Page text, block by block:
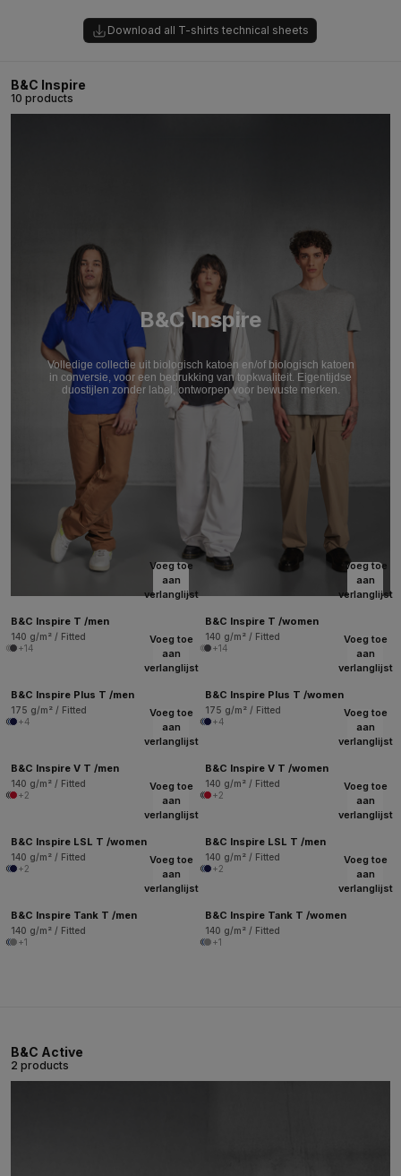
Download all T-shirts technical sheets
B&C Inspire
10 products
B&C Inspire
Volledige collectie uit biologisch katoen en/of biologisch katoen
in conversie, voor een bedrukking van topkwaliteit. Eigentijdse
duostijlen zonder label, ontworpen voor bewuste merken.
Voeg toe
aan
verlanglijst
B&C Inspire T /men
140 g/m² / Fitted
+14
Voeg toe
aan
verlanglijst
B&C Inspire T /women
140 g/m² / Fitted
+14
Voeg toe
aan
verlanglijst
B&C Inspire Plus T /men
175 g/m² / Fitted
+4
Voeg toe
aan
verlanglijst
B&C Inspire Plus T /women
175 g/m² / Fitted
+4
Voeg toe
aan
verlanglijst
B&C Inspire V T /men
140 g/m² / Fitted
+2
Voeg toe
aan
verlanglijst
B&C Inspire V T /women
140 g/m² / Fitted
+2
Voeg toe
aan
verlanglijst
B&C Inspire LSL T /women
140 g/m² / Fitted
+2
Voeg toe
aan
verlanglijst
B&C Inspire LSL T /men
140 g/m² / Fitted
+2
Voeg toe
aan
verlanglijst
B&C Inspire Tank T /men
140 g/m² / Fitted
+1
Voeg toe
aan
verlanglijst
B&C Inspire Tank T /women
140 g/m² / Fitted
+1
B&C Active
2 products